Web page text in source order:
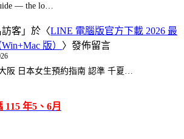
— the lo…
訪客 」於〈LINE 電腦版官方下載 2026 最
版） 〉發佈留言
阪 日本女生預約指南 認準 千夏…
年5、6月